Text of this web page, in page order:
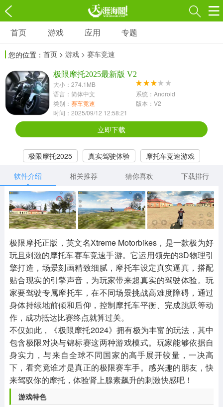
游戏
3697款应用
1597款应用
休闲益智
13387款应用
2196款应用
1072款应用
418款应用
568款应用
音乐舞蹈
269款应用
2716款应用
515款应用
其他
1654款应用
游戏助手
515款应用
MOD游戏
1056款应用
首页 游戏 应用 专题
您的位置： 首页 > 游戏 > 赛车竞速
极限摩托2025最新版 V2
大小：274.1MB
语言：简体中文
系统：Android
类别： 赛车竞速
版本：V2
时间：2025/09/12 12:58:21
立即下载
极限摩托2025 真实驾驶体验
摩托车竞速游戏
软件介绍
相关推荐 猜你喜欢 下载排行
极限摩托正版，英文名Xtreme Motorbikes，是一款极为好
玩且刺激的摩托车赛车竞速手游。它运用领先的3D物理引
擎打造，场景刻画精致细腻，摩托车设定真实逼真，搭配
贴合现实的引擎声音，为玩家带来超真实的驾驶体验。玩
家要驾驶专属摩托车，在不同场景挑战高难度障碍，通过
身体持续地前倾和后仰，控制摩托车平衡、完成跳跃等动
作，成功抵达比赛终点就算过关。
不仅如此，《极限摩托2024》拥有极为丰富的玩法，其中
包含极限对决与锦标赛这两种游戏模式。玩家能够依据自
身实力，与来自全球不同国家的高手展开较量，一决高
下，看究竟谁才是真正的极限赛车手。感兴趣的朋友，快
来驾驭你的摩托，体验肾上腺素飙升的刺激快感吧！
游戏特色